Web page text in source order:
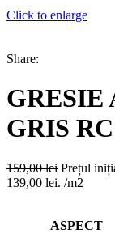
Click to enlarge
Share:
GRESIE
GRIS
159,00lei Prețul
139,00 lei. /m2
ASPECT